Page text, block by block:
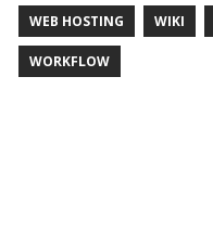
WEB HOSTING WIKI
WORKFLOW